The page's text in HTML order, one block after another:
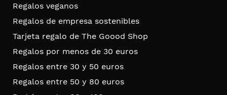
Regalos veganos
Regalos de empresa sostenibles
Tarjeta regalo de The Goood Shop
Regalos por menos de 30 euros
Regalos entre 30 y 50 euros
Regalos entre 50 y 80 euros